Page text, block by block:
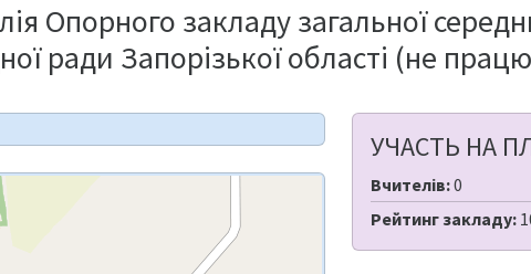
Опорного закладу загальної
ради Запорізької області (не
УЧАСТЬ НА
Вчителів:0
Рейтинг закладу: